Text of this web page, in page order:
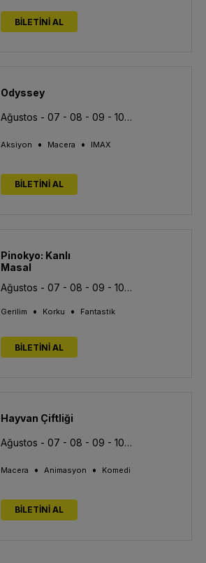
BİLETİNİ AL
Odyssey
Ağustos - 07 - 08 - 09 - 10 - 11 - 12 - 13
Aksiyon • Macera • IMAX
BİLETİNİ AL
Pinokyo: Kanlı
Masal
Ağustos - 07 - 08 - 09 - 10 - 11 - 12 - 13
Gerilim • Korku • Fantastik
BİLETİNİ AL
Hayvan Çiftliği
Ağustos - 07 - 08 - 09 - 10 - 11 - 12 - 13
Macera • Animasyon • Komedi
BİLETİNİ AL